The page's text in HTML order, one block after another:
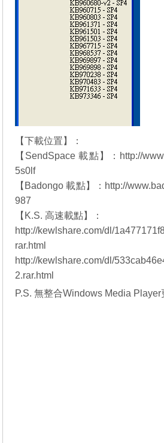
【下載位置】：
【SendSpace 載點】： http://
5s0lf
【Badongo 載點】： http://
987
【K.S. 高速載點】：
http://kewlshare.com/dl/
rar.html
http://kewlshare.com/dl/
2.rar.html
P.S. 無整合Windows Media Player